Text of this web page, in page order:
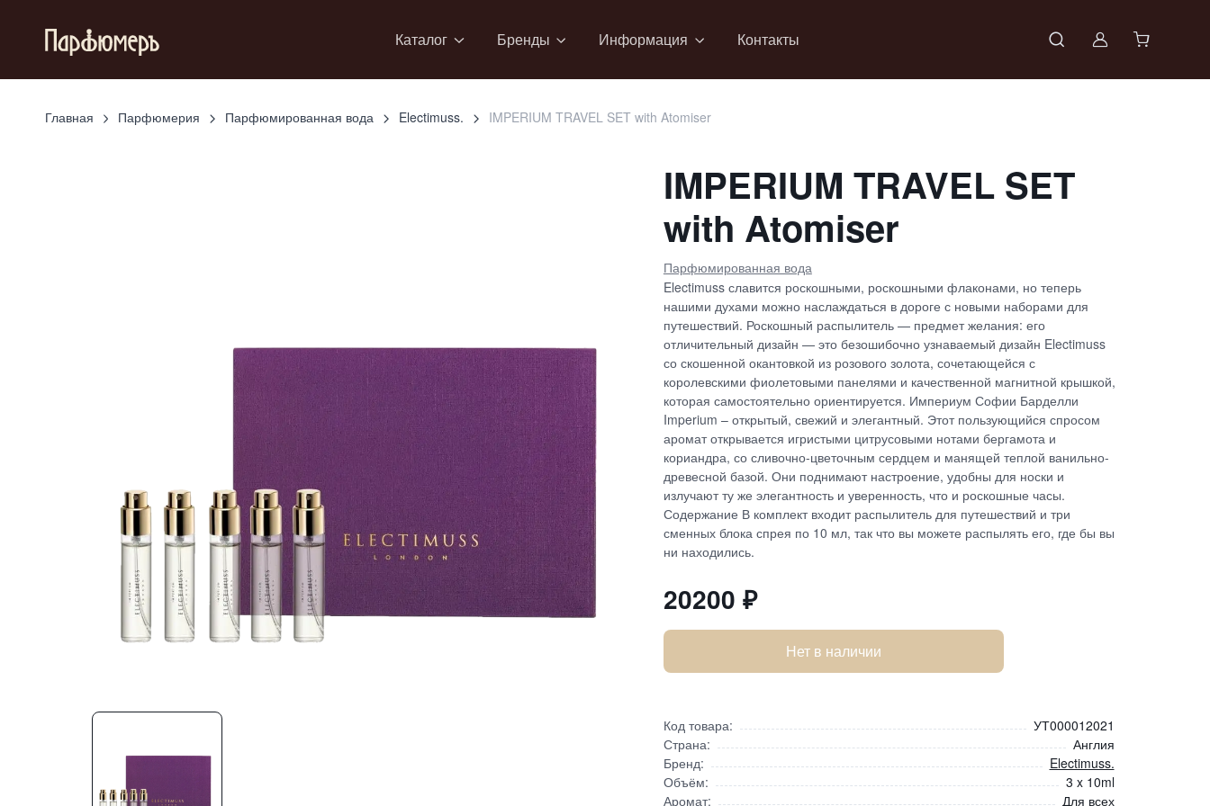
Каталог Бренды Информация Контакты Войти в
Главная Парфюмерия Парфюмированная вода Electimuss. IMPERIUM TRAVEL SET with Atomiser
IMPERIUM TRAVEL SET
with Atomiser
Парфюмированная вода
Electimuss славится роскошными, роскошными флаконами, но теперь
нашими духами можно наслаждаться в дороге с новыми наборами для
путешествий. Роскошный распылитель — предмет желания: его
отличительный дизайн — это безошибочно узнаваемый дизайн Electimuss
со скошенной окантовкой из розового золота, сочетающейся с
королевскими фиолетовыми панелями и качественной магнитной крышкой,
которая самостоятельно ориентируется. Империум Софии Барделли
Imperium – открытый, свежий и элегантный. Этот пользующийся спросом
аромат открывается игристыми цитрусовыми нотами бергамота и
кориандра, со сливочно-цветочным сердцем и манящей теплой ванильно-
древесной базой. Они поднимают настроение, удобны для носки и
излучают ту же элегантность и уверенность, что и роскошные часы.
Содержание В комплект входит распылитель для путешествий и три
сменных блока спрея по 10 мл, так что вы можете распылять его, где бы вы
ни находились.
20200 ₽
Нет в наличии
Код товара:
УТ000012021
Страна:
Англия
Бренд:
Electimuss.
Объём:
3 x 10ml
Аромат:
Для всех